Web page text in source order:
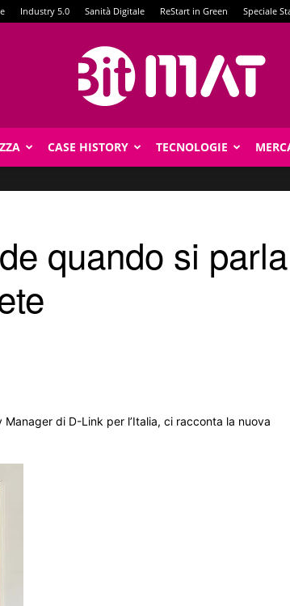
Industry 5.0 Sanità Digitale ReStart in Green Speciale
CASE HISTORY TECNOLOGIE
quando si
di D-Link per l’Italia, ci racconta la nuova